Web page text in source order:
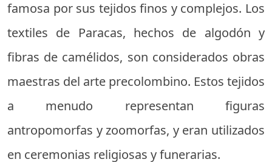
famosa por sus tejidos finos y complejos. Los
textiles de Paracas, hechos de algodón y
fibras de camélidos, son considerados obras
maestras del arte precolombino. Estos tejidos
a menudo representan figuras
antropomorfas y zoomorfas, y eran utilizados
en ceremonias religiosas y funerarias.